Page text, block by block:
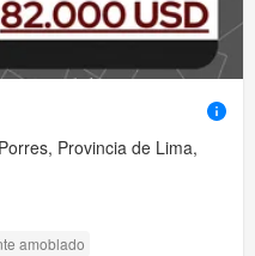
Provincia de Lima,
amoblado